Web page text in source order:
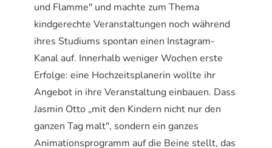
und Flamme" und machte zum Thema
kindgerechte Veranstaltungen noch während
ihres Studiums spontan einen Instagram-
Kanal auf. Innerhalb weniger Wochen erste
Erfolge: eine Hochzeitsplanerin wollte ihr
Angebot in ihre Veranstaltung einbauen. Dass
Jasmin Otto „mit den Kindern nicht nur den
ganzen Tag malt", sondern ein ganzes
Animationsprogramm auf die Beine stellt, das